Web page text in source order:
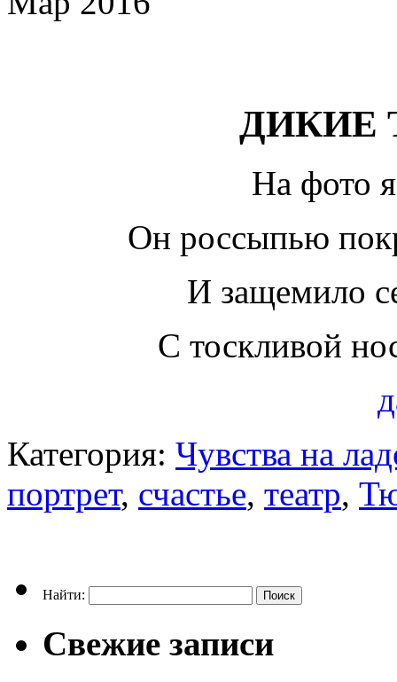
ДИКИЕ
На фото
Он россыпью
И защемило
С тоскливой
Категория: Чувства на
портрет, счастье, театр,
Найти:
Свежие записи